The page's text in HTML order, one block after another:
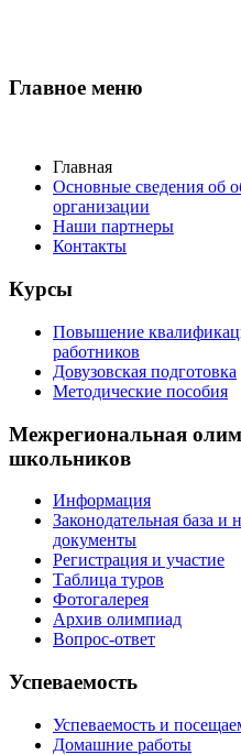
Главное меню
Главная
Основные сведения об
организации
Наши партнеры
Контакты
Курсы
Повышение
работников
Довузовская подготовка
Методические пособия
Межрегиональная
школьников
Информация
Законодательная база и
документы
Регистрация и участие
Таблица туров
Фотогалерея
Архив олимпиад
Вопрос-ответ
Успеваемость
Успеваемость и
Домашние работы